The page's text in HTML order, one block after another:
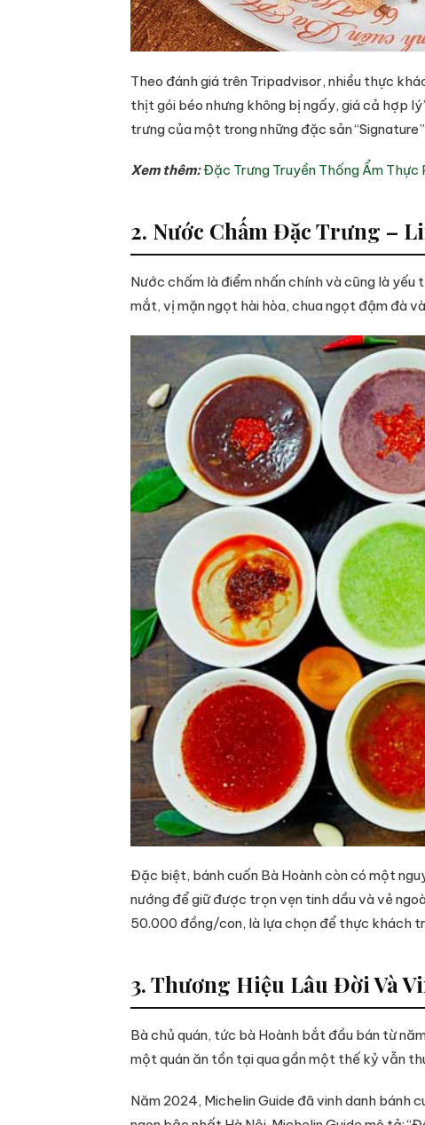
Theo đánh giá trên Tripadvisor, nhiều thực
thịt gói béo nhưng không bị ngấy, giá cả hợp
trưng của một trong những đặc sản
Xem thêm:Đặc Trưng Truyền Thống Ẩm Thực
2. Nước Chấm Đặc Trưng –
Nước chấm là điểm nhấn chính và cũng là
mắt, vị mặn ngọt hài hòa, chua ngọt đậm đà
Đặc biệt, bánh cuốn Bà Hoành còn có một
nướng để giữ được trọn vẹn tinh dầu và vẻ
50.000 đồng/con, là lựa chọn để thực khách
3. Thương Hiệu Lâu Đời Và
Bà chủ quán, tức bà Hoành bắt đầu bán từ
một quán ăn tồn tại qua gần một thế kỷ vẫn
Năm 2024, Michelin Guide đã vinh danh bánh